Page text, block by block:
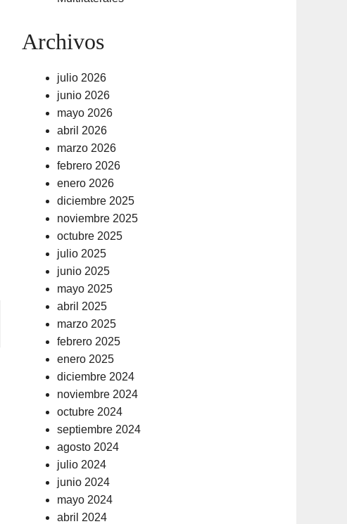
Archivos
julio 2026
junio 2026
mayo 2026
abril 2026
marzo 2026
febrero 2026
enero 2026
diciembre 2025
noviembre 2025
octubre 2025
julio 2025
junio 2025
mayo 2025
abril 2025
marzo 2025
febrero 2025
enero 2025
diciembre 2024
noviembre 2024
octubre 2024
septiembre 2024
agosto 2024
julio 2024
junio 2024
mayo 2024
abril 2024